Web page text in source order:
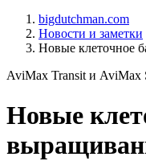
bigdutchman.com
Новости и заметки
Новые клеточное
AviMax Transit и AviMax
Новые